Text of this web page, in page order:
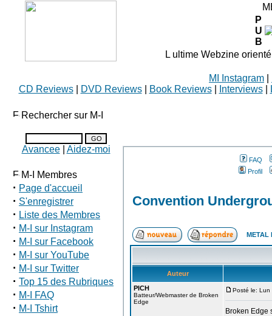
P
U
B
L ultime Webzine
MI Instagram
CD Reviews| DVD Reviews| Book Reviews| Interviews|
Rechercher sur M-I
Avancee| Aidez-moi
M-I Membres
· Page d'accueil
· S'enregistrer
· Liste des Membres
· M-I sur Instagram
· M-I sur Facebook
· M-I sur YouTube
· M-I sur Twitter
· Top 15 des Rubriques
· M-I FAQ
· M-I Tshirt
FAQ
Profil
Convention
METAL
Auteur
PICH
Batteur/Webmaster de Broken
Edge
Posté le: Lun
Broken Edge